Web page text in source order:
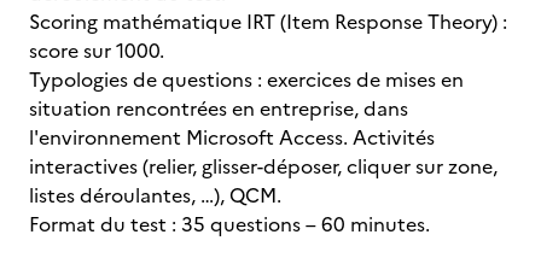
Scoring mathématique IRT (Item Response Theory) :
score sur 1000.
Typologies de questions : exercices de mises en
situation rencontrées en entreprise, dans
l'environnement Microsoft Access. Activités
interactives (relier, glisser-déposer, cliquer sur zone,
listes déroulantes, …), QCM.
Format du test : 35 questions – 60 minutes.